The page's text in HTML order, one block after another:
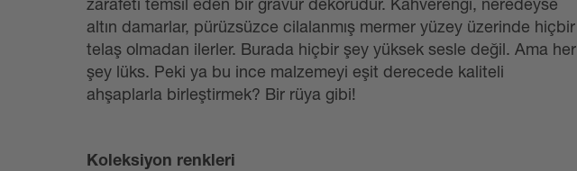
zarafeti temsil eden bir gravür dekorudur. Kahverengi, neredeyse
altın damarlar, pürüzsüzce cilalanmış mermer yüzey üzerinde hiçbir
telaş olmadan ilerler. Burada hiçbir şey yüksek sesle değil. Ama her
şey lüks. Peki ya bu ince malzemeyi eşit derecede kaliteli
ahşaplarla birleştirmek? Bir rüya gibi!
Koleksiyon renkleri